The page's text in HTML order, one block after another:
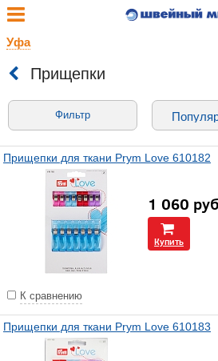
Уфа
Прищепки
Фильтр
Прищепки для ткани Prym Love 610182
1 060
Купить
К сравнению
Прищепки для ткани Prym Love 610183